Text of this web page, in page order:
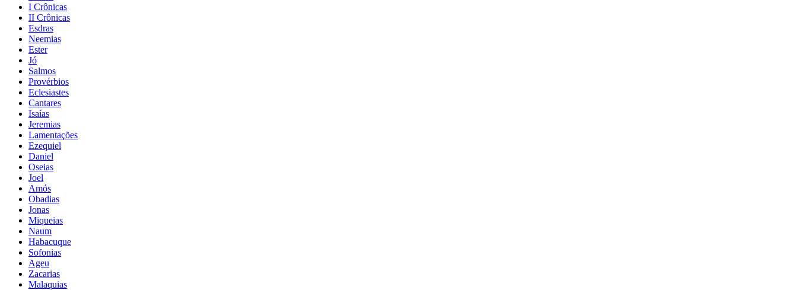
I Crônicas
II Crônicas
Esdras
Neemias
Ester
Jó
Salmos
Provérbios
Eclesiastes
Cantares
Isaías
Jeremias
Lamentações
Ezequiel
Daniel
Oseias
Joel
Amós
Obadias
Jonas
Miqueias
Naum
Habacuque
Sofonias
Ageu
Zacarias
Malaquias